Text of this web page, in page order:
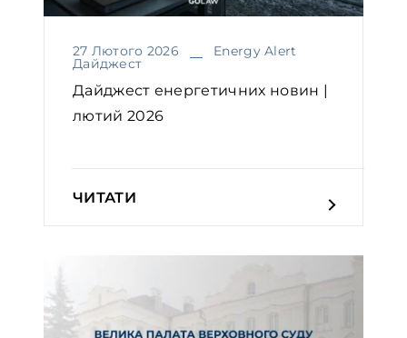
27 Лютого 2026 Energy Alert
Дайджест
Дайджест енергетичних новин |
лютий 2026
ЧИТАТИ